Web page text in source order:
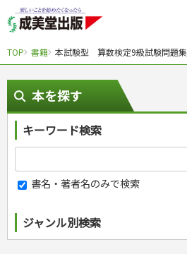
TOP 書籍 本試験型 算数検定9級試験問題集
本を探す
キーワード検索
書名・著者名のみで検索
ジャンル別検索